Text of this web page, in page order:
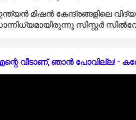
മിഷൻ കേന്ദ്രങ്ങളിലെ
സിസ്റ്റർ
വീടാണ്, ഞാൻ പോവില്ല! -